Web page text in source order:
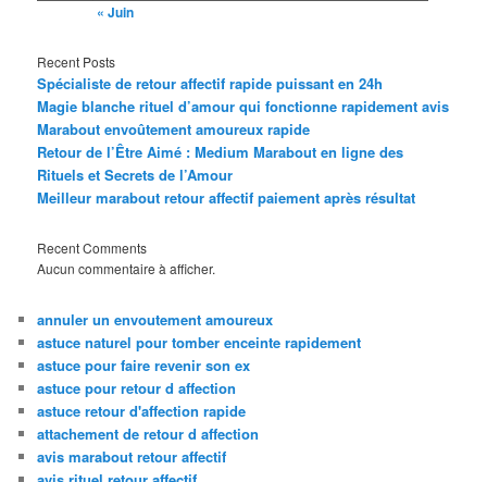
« Juin
Recent Posts
Spécialiste de retour affectif rapide puissant en 24h
Magie blanche rituel d’amour qui fonctionne rapidement avis
Marabout envoûtement amoureux rapide
Retour de l’Être Aimé : Medium Marabout en ligne des
Rituels et Secrets de l’Amour
Meilleur marabout retour affectif paiement après résultat
Recent Comments
Aucun commentaire à afficher.
annuler un envoutement amoureux
astuce naturel pour tomber enceinte rapidement
astuce pour faire revenir son ex
astuce pour retour d affection
astuce retour d'affection rapide
attachement de retour d affection
avis marabout retour affectif